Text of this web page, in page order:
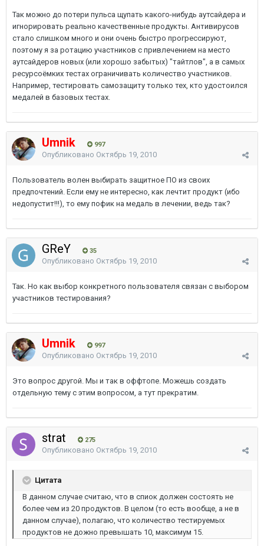
Так можно до потери пульса щупать какого-нибудь аутсайдера и
игнорировать реально качественные продукты. Антивирусов
стало слишком много и они очень быстро прогрессируют,
поэтому я за ротацию участников с привлечением на место
аутсайдеров новых (или хорошо забытых) "тайтлов", а в самых
ресурсоёмких тестах ограничивать количество участников.
Например, тестировать самозащиту только тех, кто удостоился
медалей в базовых тестах.
Umnik 997
Опубликовано Октябрь 19, 2010
Пользователь волен выбирать защитное ПО из своих
предпочтений. Если ему не интересно, как лечтит продукт (ибо
недопустит!!!), то ему пофик на медаль в лечении, ведь так?
GReY 35
Опубликовано Октябрь 19, 2010
Так. Но как выбор конкретного пользователя связан с выбором
участников тестирования?
Umnik 997
Опубликовано Октябрь 19, 2010
Это вопрос другой. Мы и так в оффтопе. Можешь создать
отдельную тему с этим вопросом, а тут прекратим.
strat 275
Опубликовано Октябрь 19, 2010
Цитата
В данном случае считаю, что в спиок должен состоять не
более чем из 20 продуктов. В целом (то есть вообще, а не в
данном случае), полагаю, что количество тестируемых
продуктов не дожно превышать 10, максимум 15.